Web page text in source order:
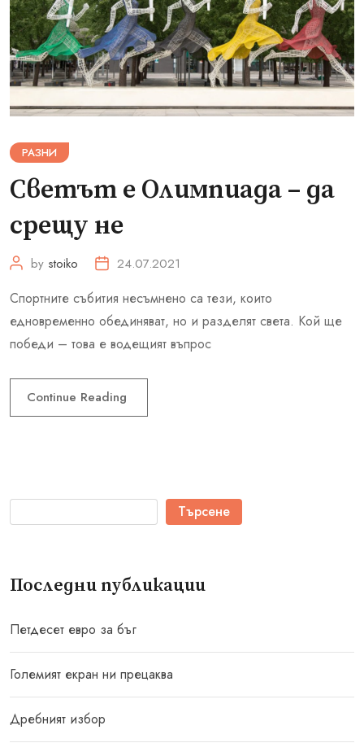
РАЗНИ
Светът е Олимпиада – да
срещу не
by stoiko 24.07.2021
Спортните събития несъмнено са тези, които
едновременно обединяват, но и разделят света. Кой ще
победи – това е водещият въпрос
Continue Reading
Търсене
Последни публикации
Петдесет евро за бъг
Големият екран ни прецаква
Дребният избор